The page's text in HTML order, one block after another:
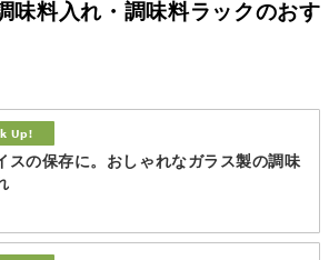
味料入れ・調味料ラックのおす
スの保存に。おしゃれなガラス製の調味